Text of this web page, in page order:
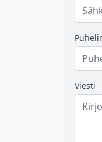
Viesti